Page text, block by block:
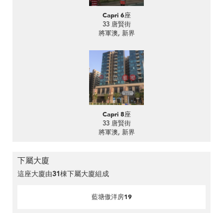
Capri 6座
33 唐賢街
將軍澳, 新界
Capri 8座
33 唐賢街
將軍澳, 新界
下屬大廈
這座大廈由31棟下屬大廈組成
藍塘傲洋房19